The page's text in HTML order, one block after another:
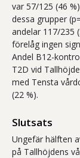
var 57/125 (46
dessa grupper
andelar 117/235
förelåg ingen
Andel B12-
T2D vid
med Tensta
(22 %).
Slutsats
Ungefär hälften
på Tallhöjdens